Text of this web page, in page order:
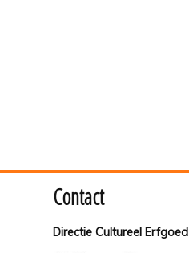
Contact
Directie Cultureel Erfgoed